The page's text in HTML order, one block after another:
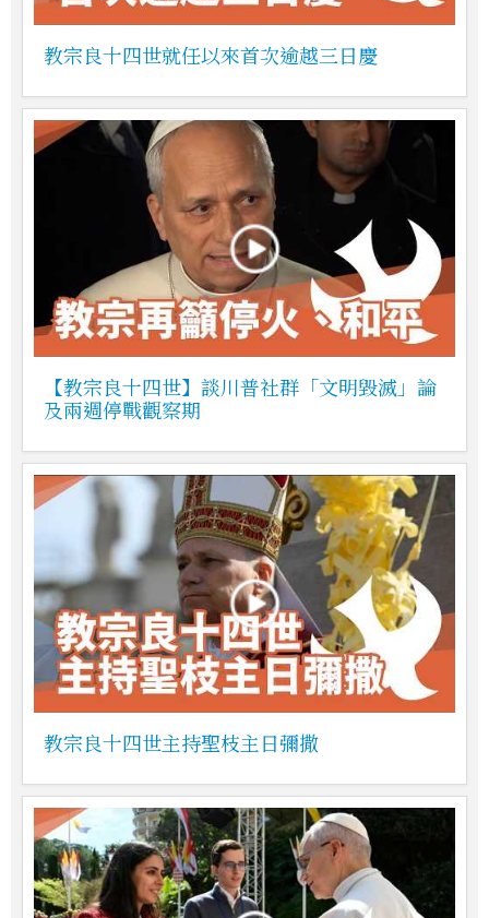
教宗良十四世就任以來首次逾越三日慶
【教宗良十四世】談川普社群「文明毀滅」論
及兩週停戰觀察期
教宗良十四世主持聖枝主日彌撒